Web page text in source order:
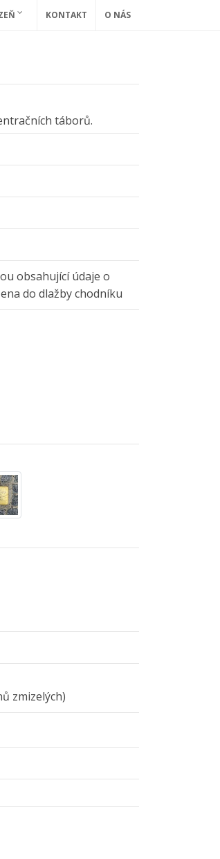
KONTAKT O NÁS
táborů.
obsahující údaje o
do dlažby chodníku
zmizelých)